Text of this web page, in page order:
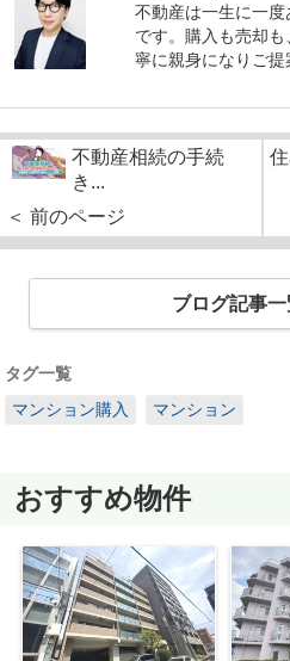
不動産は一生に一
です。購入も売却
寧に親身になりご提
不動産相続の手続
き...
＜ 前のページ
ブログ記事
タグ一覧
マンション購入
マンション
おすすめ物件